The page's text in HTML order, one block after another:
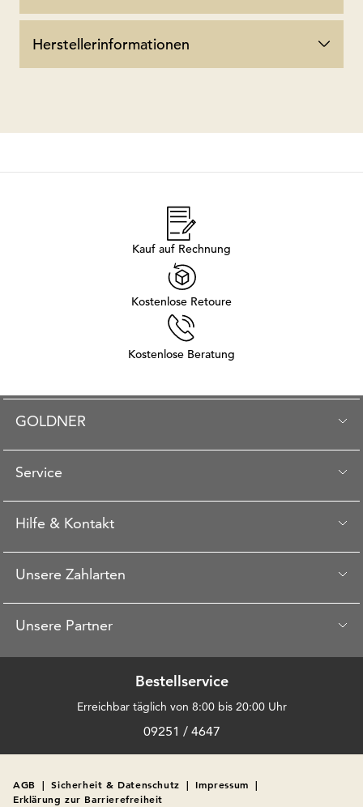
Herstellerinformationen
Kauf auf Rechnung
Kostenlose Retoure
Kostenlose Beratung
GOLDNER
Service
Hilfe & Kontakt
Unsere Zahlarten
Unsere Partner
Bestellservice
Erreichbar täglich von 8:00 bis 20:00 Uhr
09251 / 4647
AGB | Sicherheit & Datenschutz | Impressum |
Erklärung zur Barrierefreiheit